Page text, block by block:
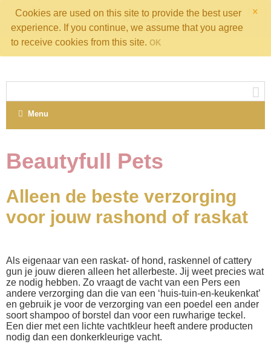
×
Cookies are used on this site to provide the best user
experience. If you continue, we assume that you agree
to receive cookies from this site. OK
Winkelwagen is leeg
Menu
Beautyfull Pets
Alleen de beste verzorging
voor jouw rashond of raskat
Als eigenaar van een raskat- of hond, raskennel of cattery
gun je jouw dieren alleen het allerbeste. Jij weet precies wat
ze nodig hebben. Zo vraagt de vacht van een Pers een
andere verzorging dan die van een ‘huis-tuin-en-keukenkat’
en gebruik je voor de verzorging van een poedel een ander
soort shampoo of borstel dan voor een ruwharige teckel.
Een dier met een lichte vachtkleur heeft andere producten
nodig dan een donkerkleurige vacht.